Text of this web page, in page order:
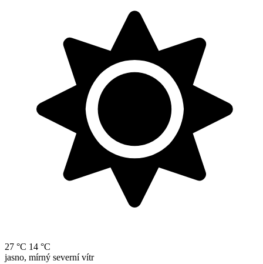
27 °C 14 °C
jasno, mírný severní vítr